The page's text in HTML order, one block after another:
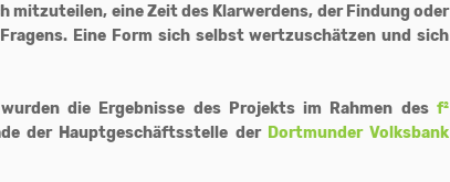
mitzuteilen, eine Zeit des Klarwerdens, der Findung oder
Eine Form sich selbst wertzuschätzen und sich
die Ergebnisse des Projekts im Rahmen des f²
der Hauptgeschäftsstelle der Dortmunder Volksbank